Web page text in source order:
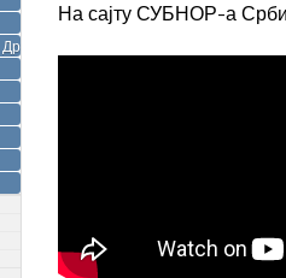
бугарска армија опкољава
На сајту СУБНОР-а